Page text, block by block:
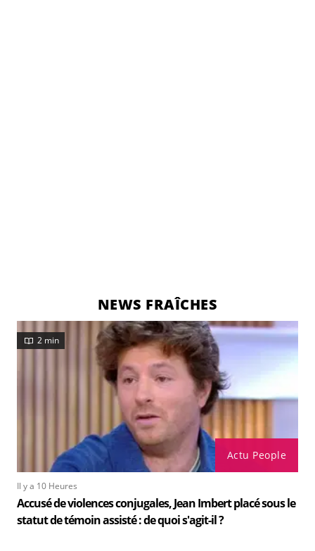
NEWS FRAÎCHES
Actu People
2 min
Il y a 10 Heures
Accusé de violences conjugales, Jean Imbert placé sous le
statut de témoin assisté : de quoi s'agit-il ?